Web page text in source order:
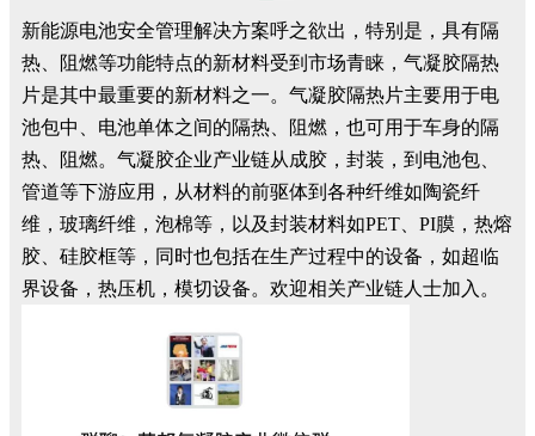
新能源电池安全管理解决方案呼之欲出，特别是，具有隔
热、阻燃等功能特点的新材料受到市场青睐，气凝胶隔热
片是其中最重要的新材料之一。气凝胶隔热片主要用于电
池包中、电池单体之间的隔热、阻燃，也可用于车身的隔
热、阻燃。气凝胶企业产业链从成胶，封装，到电池包、
管道等下游应用，从材料的前驱体到各种纤维如陶瓷纤
维，玻璃纤维，泡棉等，以及封装材料如PET、PI膜，热熔
胶、硅胶框等，同时也包括在生产过程中的设备，如超临
界设备，热压机，模切设备。欢迎相关产业链人士加入。